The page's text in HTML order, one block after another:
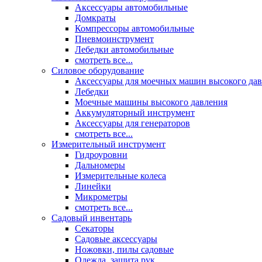
Аксессуары автомобильные
Домкраты
Компрессоры автомобильные
Пневмоинструмент
Лебедки автомобильные
смотреть все...
Силовое оборудование
Аксессуары для моечных машин высокого
Лебедки
Моечные машины высокого давления
Аккумуляторный инструмент
Аксессуары для генераторов
смотреть все...
Измерительный инструмент
Гидроуровни
Дальномеры
Измерительные колеса
Линейки
Микрометры
смотреть все...
Садовый инвентарь
Секаторы
Садовые аксессуары
Ножовки, пилы садовые
Одежда, защита рук